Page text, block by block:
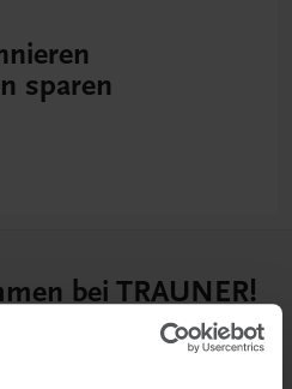
sparen
bei TRAUNER!